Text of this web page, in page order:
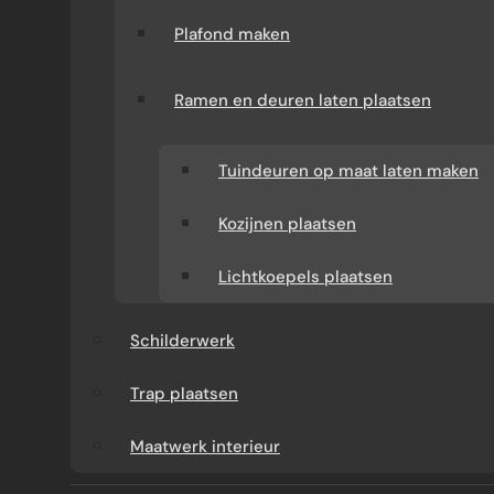
Plafond maken
Ramen en deuren laten plaatsen
Tuindeuren op maat laten maken
Kozijnen plaatsen
Lichtkoepels plaatsen
Schilderwerk
Trap plaatsen
Maatwerk interieur
vroeg om zorgvuldige planning, stofbeheersing